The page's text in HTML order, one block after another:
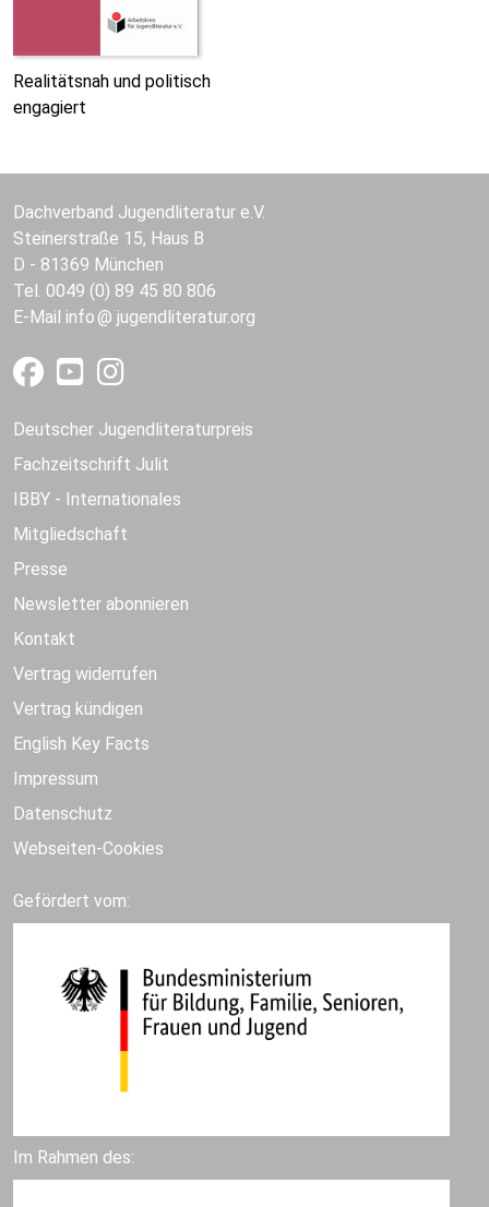
Realitätsnah und politisch
engagiert
Dachverband Jugendliteratur e.V.
Steinerstraße 15, Haus B
D - 81369 München
Tel. 0049 (0) 89 45 80 806
E-Mail info jugendliteratur.org
Deutscher Jugendliteraturpreis
Fachzeitschrift Julit
IBBY - Internationales
Mitgliedschaft
Presse
Newsletter abonnieren
Kontakt
Vertrag widerrufen
Vertrag kündigen
English Key Facts
Impressum
Datenschutz
Webseiten-Cookies
Gefördert vom:
Im Rahmen des: